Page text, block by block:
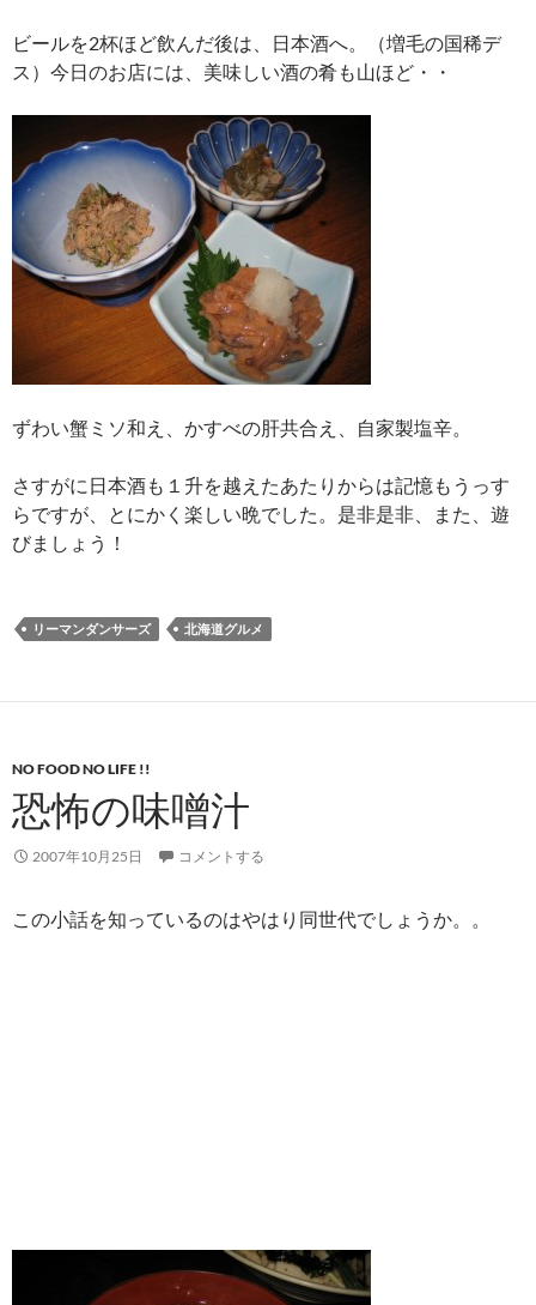
ビールを2杯ほど飲んだ後は、日本酒へ。（増毛の国稀デ
ス）今日のお店には、美味しい酒の肴も山ほど・・
ずわい蟹ミソ和え、かすべの肝共合え、自家製塩辛。
さすがに日本酒も１升を越えたあたりからは記憶もうっす
らですが、とにかく楽しい晩でした。是非是非、また、遊
びましょう！
リーマンダンサーズ 北海道グルメ
NO FOOD NO LIFE !!
恐怖の味噌汁
2007年10月25日 コメントする
この小話を知っているのはやはり同世代でしょうか。。